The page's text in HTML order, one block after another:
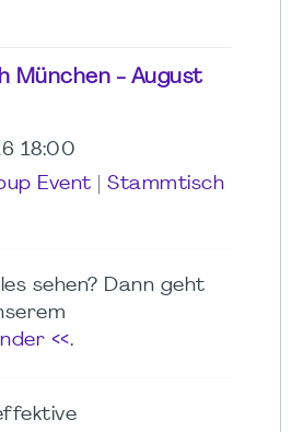
München - August
18:00
Event
Stammtisch
sehen? Dann geht
<<.